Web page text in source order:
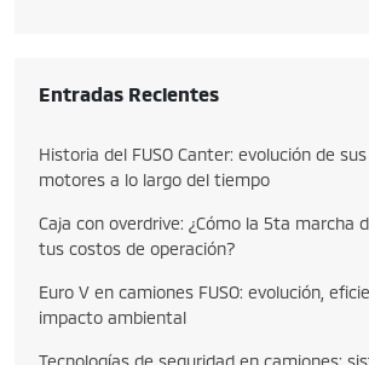
Entradas Recientes
Historia del FUSO Canter: evolución de
motores a lo largo del tiempo
Caja con overdrive: ¿Cómo la 5ta marcha
tus costos de operación?
Euro V en camiones FUSO: evolución,
impacto ambiental
Tecnologías de seguridad en camiones: